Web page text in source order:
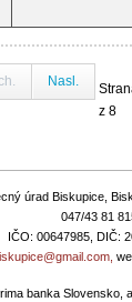
z 8
Nasl.
úrad Biskupice,
047/43 81
IČO: 00647985, DIČ:
banka Slovensko,